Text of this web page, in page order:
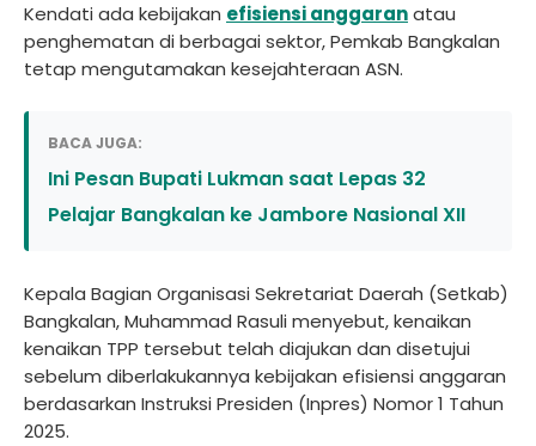
Kendati ada kebijakan efisiensi anggaranatau
penghematan di berbagai sektor, Pemkab Bangkalan
tetap mengutamakan kesejahteraan ASN.
BACA JUGA:
Ini Pesan Bupati Lukman saat Lepas 32
Pelajar Bangkalan ke Jambore Nasional XII
Kepala Bagian Organisasi Sekretariat Daerah (Setkab)
Bangkalan, Muhammad Rasuli menyebut, kenaikan
kenaikan TPP tersebut telah diajukan dan disetujui
sebelum diberlakukannya kebijakan efisiensi anggaran
berdasarkan Instruksi Presiden (Inpres) Nomor 1 Tahun
2025.